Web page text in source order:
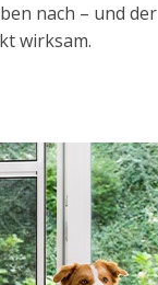
nach – und der
wirksam.